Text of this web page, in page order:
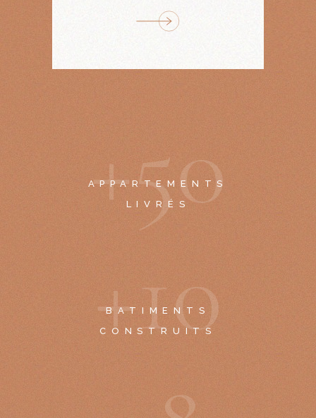
+50
APPARTEMENTS
LIVRÉS
+10
BATIMENTS
CONSTRUITS